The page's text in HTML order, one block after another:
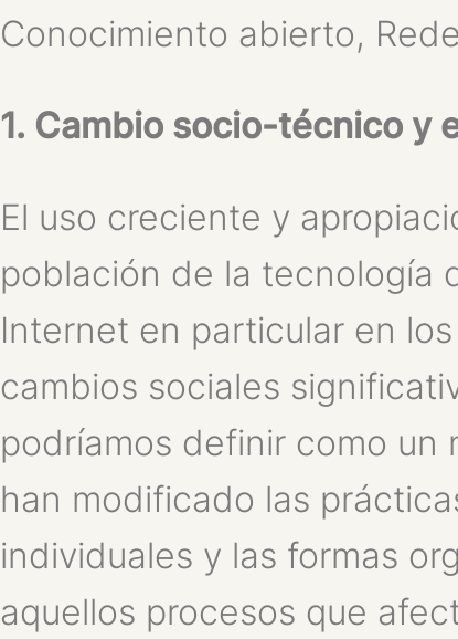
Conocimiento abierto,
1. Cambio socio-técnico y
El uso creciente y
población de la tecnología
Internet en particular en
cambios sociales
podríamos definir como un
han modificado las
individuales y las formas
aquellos procesos que